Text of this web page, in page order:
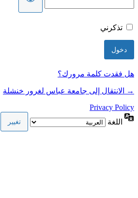
تذكرني
هل فقدت كلمة مرورك؟
→ الانتقال إلى جامعة عباس لغرور خنشلة
Privacy Policy
اللغة